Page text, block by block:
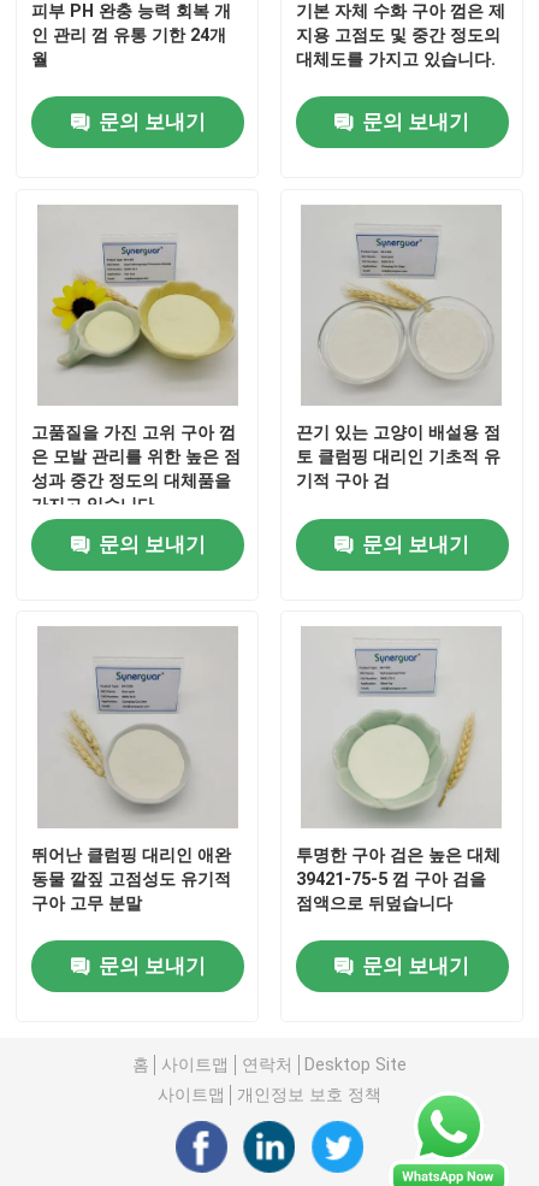
집
제품
우리 에 관한 것
공장 견학
품질 관리
저희와 연락
견적을 요청하십시오
피부 PH 완충 능력 회복 개
인 관리 껌 유통 기한 24개
월
문의 보내기
기본 자체 수화 구아 껌은 제
지용 고점도 및 중간 정도의
대체도를 가지고 있습니다.
문의 보내기
고품질을 가진 고위 구아 껌
은 모발 관리를 위한 높은 점
성과 중간 정도의 대체품을
가지고 있습니다.
문의 보내기
끈기 있는 고양이 배설용 점
토 클럼핑 대리인 기초적 유
기적 구아 검
문의 보내기
뛰어난 클럼핑 대리인 애완
동물 깔짚 고점성도 유기적
구아 고무 분말
문의 보내기
투명한 구아 검은 높은 대체
39421-75-5 껌 구아 검을
점액으로 뒤덮습니다
문의 보내기
홈 사이트맵 연락처
Desktop Site
사이트맵
개인정보 보호 정책